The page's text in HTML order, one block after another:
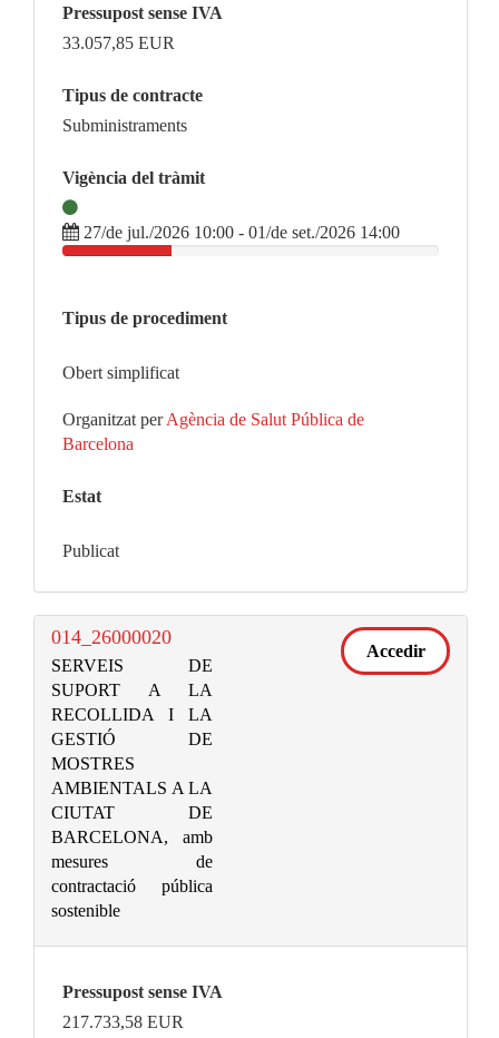
Pressupost sense IVA
33.057,85 EUR
Tipus de contracte
Subministraments
Vigència del tràmit
27/de jul./2026 10:00 - 01/de set./2026 14:00
Tipus de procediment
Obert simplificat
Organitzat per Agència de Salut Pública de
Barcelona
Estat
Publicat
014_26000020
SERVEIS DE
SUPORT A LA
RECOLLIDA I LA
GESTIÓ DE
MOSTRES
AMBIENTALS A LA
CIUTAT DE
BARCELONA, amb
mesures de
contractació pública
sostenible
Accedir
Pressupost sense IVA
217.733,58 EUR